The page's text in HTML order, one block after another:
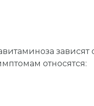
зависят
относятся: